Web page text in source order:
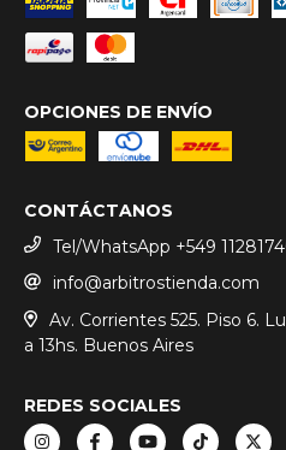
OPCIONES DE ENVÍO
CONTÁCTANOS
Tel/WhatsApp +549
info@arbitrostienda.com
Av. Corrientes 525. Piso 6.
a 13hs. Buenos Aires
REDES SOCIALES